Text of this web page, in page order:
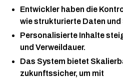
Entwickler haben die
wie strukturierte Daten und
Personalisierte Inhalte
und Verweildauer.
Das System bietet
zukunftssicher, um mit